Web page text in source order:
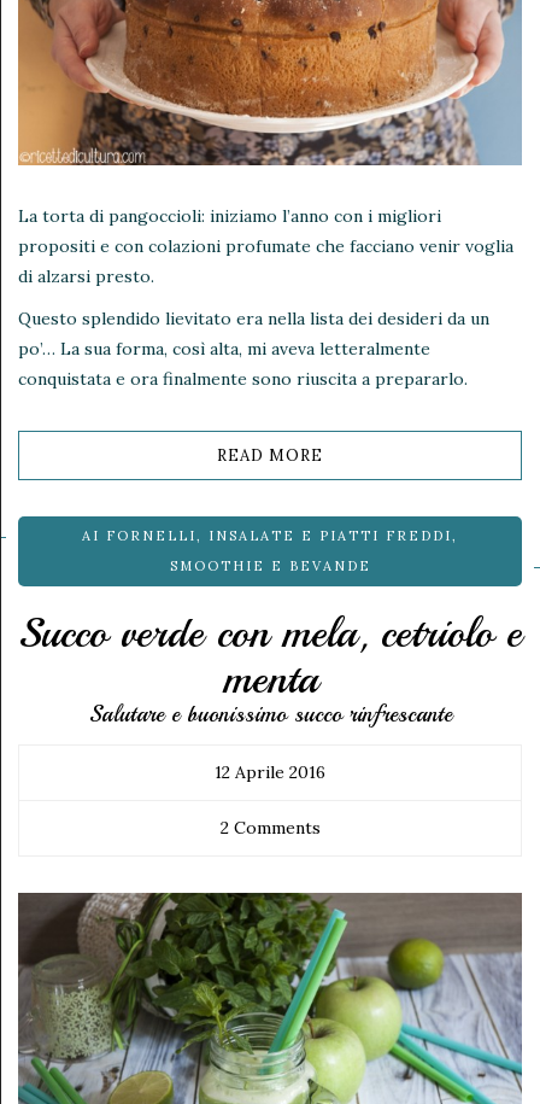
La torta di pangoccioli: iniziamo l’anno con i migliori
propositi e con colazioni profumate che facciano venir voglia
di alzarsi presto.
Questo splendido lievitato era nella lista dei desideri da un
po’… La sua forma, così alta, mi aveva letteralmente
conquistata e ora finalmente sono riuscita a prepararlo.
READ MORE
AI FORNELLI, INSALATE E PIATTI FREDDI,
SMOOTHIE E BEVANDE
Succo verde con mela, cetriolo e
menta
Salutare e buonissimo succo rinfrescante
12 Aprile 2016
2 Comments